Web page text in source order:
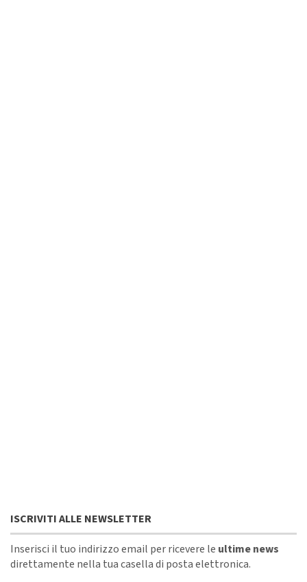
ISCRIVITI ALLE NEWSLETTER
Inserisci il tuo indirizzo email per ricevere le ultime news
direttamente nella tua casella di posta elettronica.